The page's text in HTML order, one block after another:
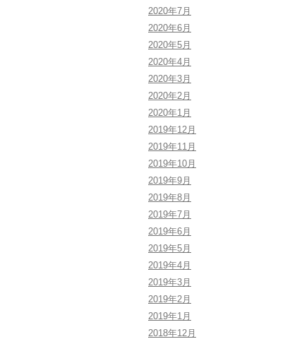
2020年7月
2020年6月
2020年5月
2020年4月
2020年3月
2020年2月
2020年1月
2019年12月
2019年11月
2019年10月
2019年9月
2019年8月
2019年7月
2019年6月
2019年5月
2019年4月
2019年3月
2019年2月
2019年1月
2018年12月